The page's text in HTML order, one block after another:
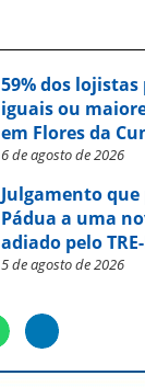
59% dos
iguais ou
em Flores da
6 de agosto de 2026
Julgamento
Pádua a uma
adiado pelo
5 de agosto de 2026